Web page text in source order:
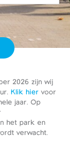
2026 zijn wij
Klik hiervoor
jaar. Op
het park en
verwacht.